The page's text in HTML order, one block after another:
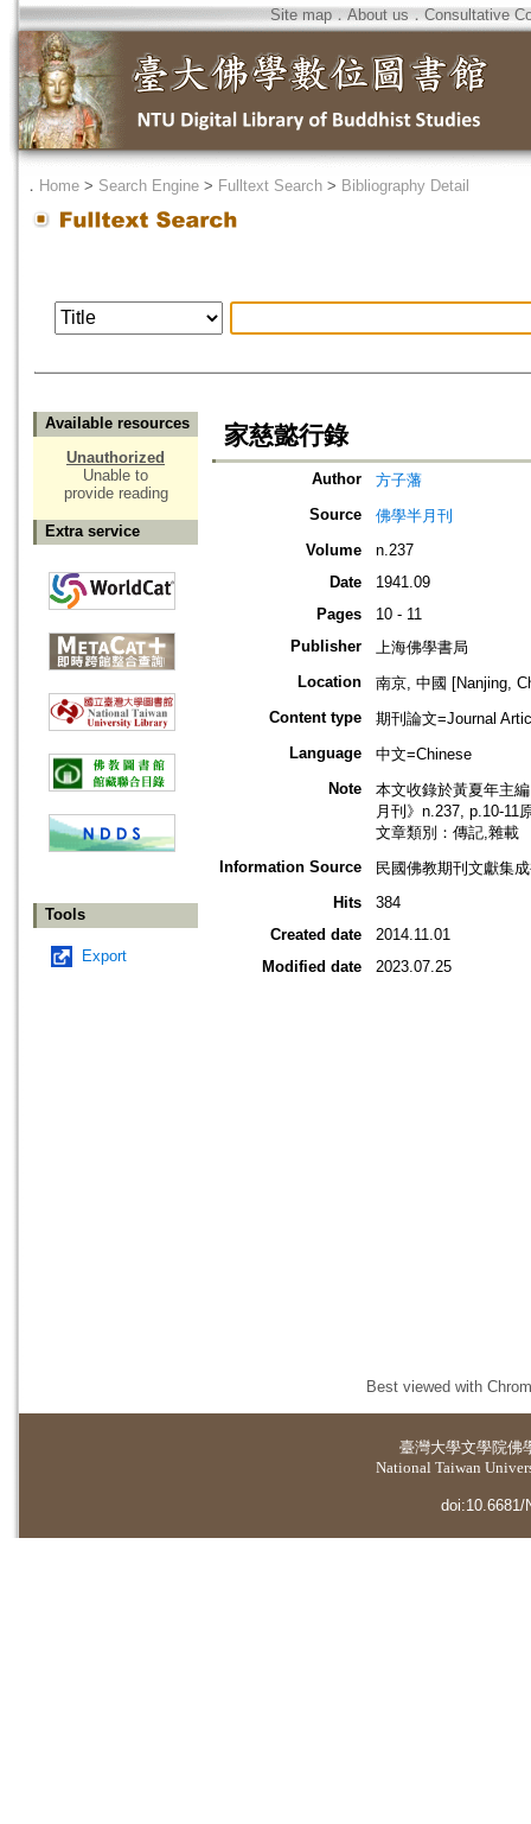
Site map．About us ． Consultative
． Home > Search Engine > Fulltext Search > Bibliography Detail
Available resources
Unauthorized
Unable to
provide reading
Extra service
Tools
Export
家慈懿行錄
Author
方子藩
Source
佛學半月刊
Volume
n.237
Date
1941.09
Pages
10 - 11
Publisher
上海佛學書局
Location
南京, 中國 [Nanjing,
Content type
期刊論文=Journal
Language
中文=Chinese
Note
本文收錄於黃夏年主
月刊》n.237, p.10-11
文章類別：傳記,雜載
Information Source
民國佛教期刊文獻集
Hits
384
Created date
2014.11.01
Modified date
2023.07.25
Best viewed with
臺灣大學文學院佛
National Taiwan
doi:10.6681/